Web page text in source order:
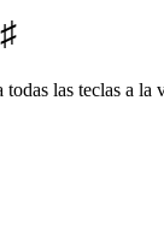
las teclas a